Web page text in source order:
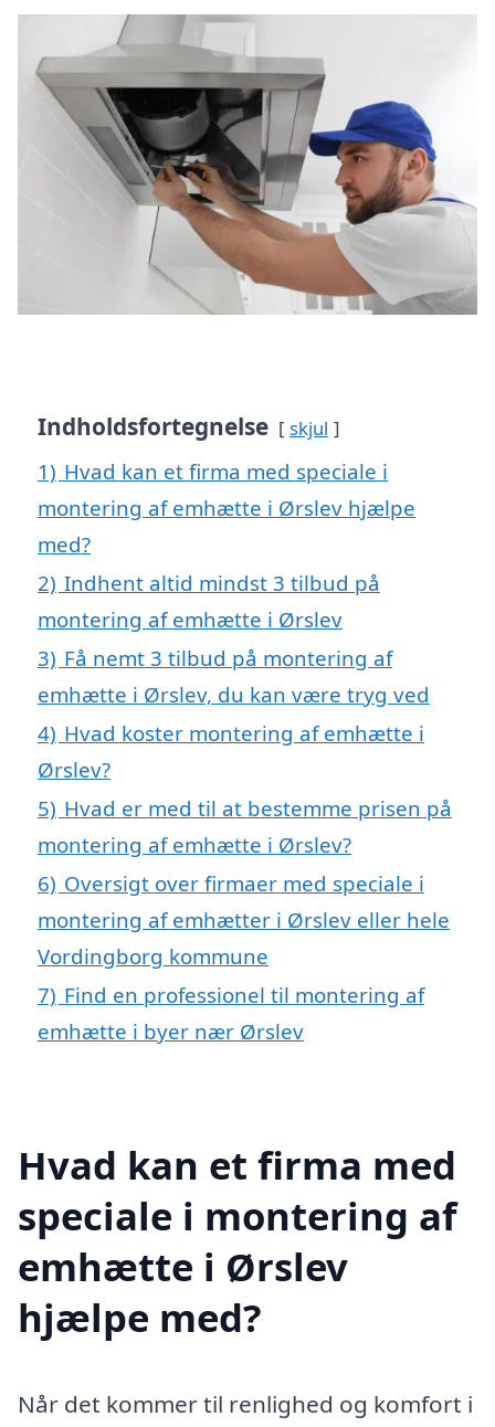
Indholdsfortegnelse skjul
1) Hvad kan et firma med speciale i
montering af emhætte i Ørslev hjælpe
med?
2) Indhent altid mindst 3 tilbud på
montering af emhætte i Ørslev
3) Få nemt 3 tilbud på montering af
emhætte i Ørslev, du kan være tryg ved
4) Hvad koster montering af emhætte i
Ørslev?
5) Hvad er med til at bestemme prisen på
montering af emhætte i Ørslev?
6) Oversigt over firmaer med speciale i
montering af emhætter i Ørslev eller hele
Vordingborg kommune
7) Find en professionel til montering af
emhætte i byer nær Ørslev
Hvad kan et firma med
speciale i montering af
emhætte i Ørslev
hjælpe med?
Når det kommer til renlighed og komfort i